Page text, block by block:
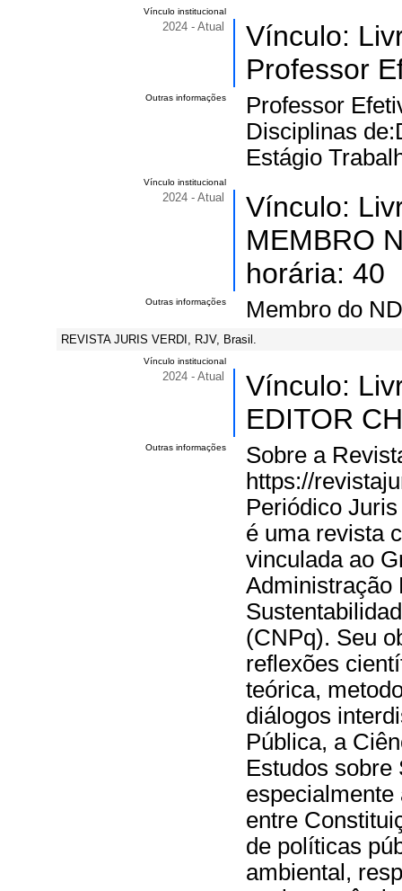
Vínculo institucional
2024 - Atual
Vínculo:
Professor
Outras informações
Professor
Disciplinas
Estágio
Vínculo institucional
2024 - Atual
Vínculo:
MEMBRO
horária: 40
Outras informações Membro do
REVISTA JURIS VERDI, RJV, Brasil.
Vínculo institucional
2024 - Atual
Vínculo:
EDITOR
Outras informações
Sobre a
https://
Periódico
é uma revista
vinculada ao
Administração
(CNPq). Seu
reflexões
teórica,
diálogos
Pública, a
Estudos sobre
entre
de políticas
ambiental,